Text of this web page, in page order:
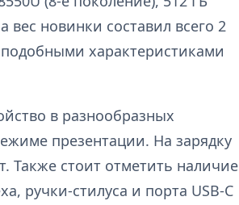
новинки составил всего 2
подобными характеристиками
в разнообразных
презентации. На зарядку
Также стоит отметить наличие
ручки-стилуса и порта USB-C